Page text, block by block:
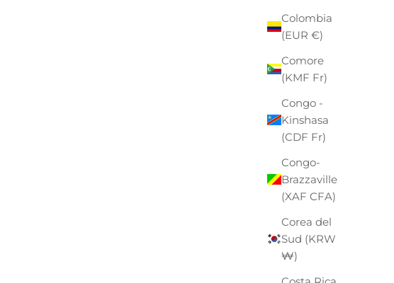
Colombia
(EUR €)
Comore
(KMF Fr)
Congo -
Kinshasa
(CDF Fr)
Congo-
Brazzaville
(XAF CFA)
Corea del
Sud (KRW
₩)